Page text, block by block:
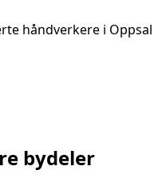
håndverkere i Oppsal
bydeler